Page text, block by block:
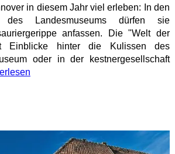
in diesem Jahr viel erleben: In den
des Landesmuseums dürfen sie
anfassen. Die "Welt der
Einblicke hinter die Kulissen des
oder in der kestnergesellschaft